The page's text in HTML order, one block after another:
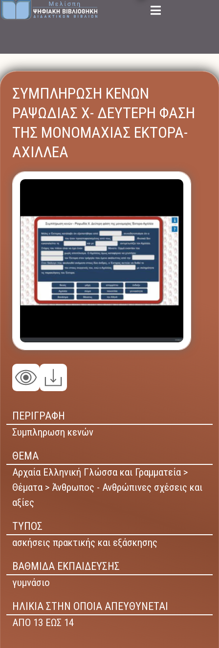
ΣΥΜΠΛΗΡΩΣΗ ΚΕΝΩΝ
ΡΑΨΩΔΙΑΣ Χ- ΔΕΥΤΕΡΗ ΦΑΣΗ
ΤΗΣ ΜΟΝΟΜΑΧΙΑΣ ΕΚΤΟΡΑ-
ΑΧΙΛΛΕΑ
ΠΕΡΙΓΡΑΦΗ
Συμπληρωση κενών
ΘΕΜΑ
Αρχαία Ελληνική Γλώσσα και Γραμματεία >
Θέματα > Άνθρωπος - Ανθρώπινες σχέσεις και
αξίες
ΤΥΠΟΣ
ασκήσεις πρακτικής και εξάσκησης
ΒΑΘΜΙΔΑ ΕΚΠΑΙΔΕΥΣΗΣ
γυμνάσιο
ΗΛΙΚΙΑ ΣΤΗΝ ΟΠΟΙΑ ΑΠΕΥΘΥΝΕΤΑΙ
ΑΠΟ 13 ΕΩΣ 14